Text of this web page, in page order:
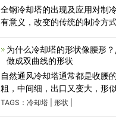
全钢冷却塔的出现及应用对制
有意义，改变的传统的制冷方
大气中，我们在使用过程中一
作流程进行，定期的
为什么冷却塔的形状像腰形
做成双曲线的形状
自然通风冷却塔通常都是收腰
粗，中间细，出口又变大，形
TAGS： 冷却塔| 形状|